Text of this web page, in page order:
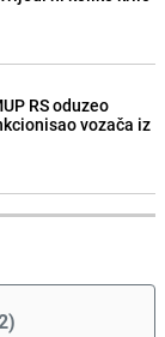
RS oduzeo
vozača iz
)